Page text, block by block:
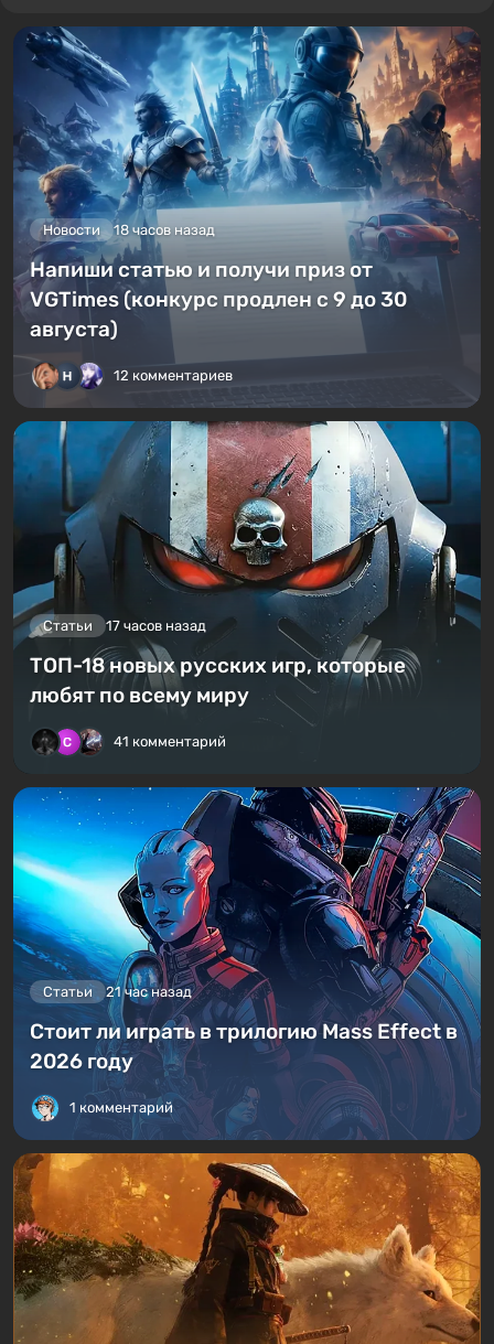
Новости 18 часов назад
Напиши статью и получи приз от
VGTimes (конкурс продлен с 9 до 30
августа)
12 комментариев
Статьи 17 часов назад
ТОП-18 новых русских игр, которые
любят по всему миру
41 комментарий
Статьи 21 час назад
Стоит ли играть в трилогию Mass Effect в
2026 году
1 комментарий